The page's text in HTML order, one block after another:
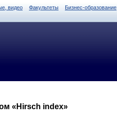
видео Факультеты Бизнес-образование
«Hirsch index»